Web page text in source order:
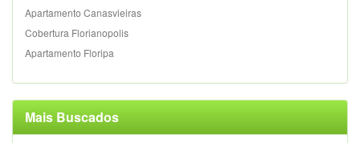
Apartamento Canasvieiras
Cobertura Florianopolis
Apartamento Floripa
Mais Buscados